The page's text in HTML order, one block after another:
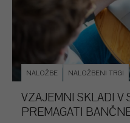
NALOŽBE NALOŽBENI TRGI
VZAJEMNI SKLADI V
PREMAGATI